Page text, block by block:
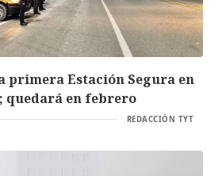
primera Estación Segura en
en febrero
REDACCIÓN TYT